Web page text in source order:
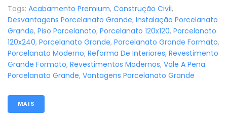
Tags: Acabamento Premium, Construção Civil,
Desvantagens Porcelanato Grande, Instalação Porcelanato
Grande, Piso Porcelanato, Porcelanato 120x120, Porcelanato
120x240, Porcelanato Grande, Porcelanato Grande Formato,
Porcelanato Moderno, Reforma De Interiores, Revestimento
Grande Formato, Revestimentos Modernos, Vale A Pena
Porcelanato Grande, Vantagens Porcelanato Grande
MAIS